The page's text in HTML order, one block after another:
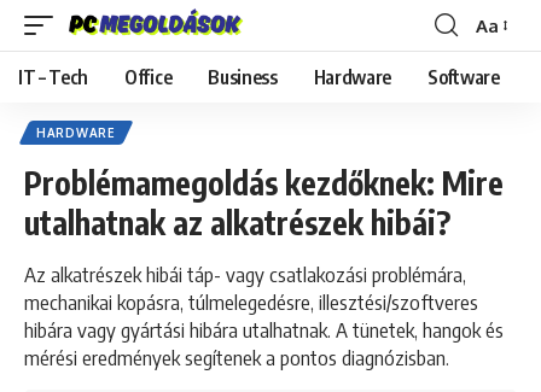
Font
Resizer
Aa
IT – Tech Office Business Hardware Software
HARDWARE
Problémamegoldás kezdőknek: Mire
utalhatnak az alkatrészek hibái?
Az alkatrészek hibái táp- vagy csatlakozási problémára,
mechanikai kopásra, túlmelegedésre, illesztési/szoftveres
hibára vagy gyártási hibára utalhatnak. A tünetek, hangok és
mérési eredmények segítenek a pontos diagnózisban.